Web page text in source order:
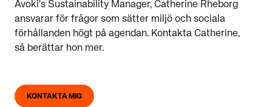
Avoki's Sustainability Manager, Catherine Rheborg
ansvarar för frågor som sätter miljö och sociala
förhållanden högt på agendan. Kontakta Catherine,
så berättar hon mer.
KONTAKTA MIG